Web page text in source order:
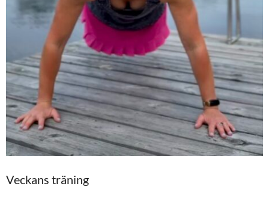
Veckans träning